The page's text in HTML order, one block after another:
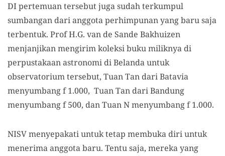
DI pertemuan tersebut juga sudah terkumpul
sumbangan dari anggota perhimpunan yang baru saja
terbentuk. Prof H.G. van de Sande Bakhuizen
menjanjikan mengirim koleksi buku miliknya di
perpustakaan astronomi di Belanda untuk
observatorium tersebut, Tuan Tan dari Batavia
menyumbang f 1.000, Tuan Tan dari Bandung
menyumbang f 500, dan Tuan N menyumbang f 1.000.
NISV menyepakati untuk tetap membuka diri untuk
menerima anggota baru. Tentu saja, mereka yang